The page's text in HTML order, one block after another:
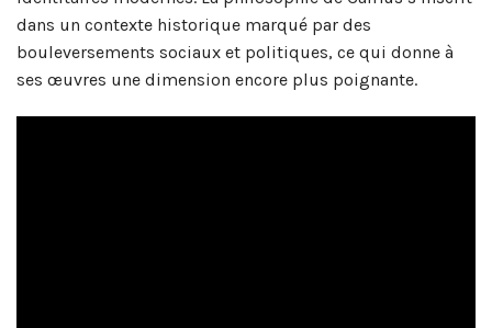
dans un contexte historique marqué par des
bouleversements sociaux et politiques, ce qui donne à
ses œuvres une dimension encore plus poignante.